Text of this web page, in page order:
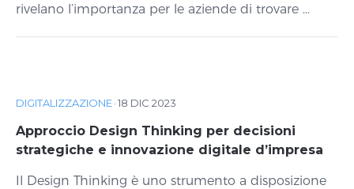
rivelano l’importanza per le aziende di trovare ...
DIGITALIZZAZIONE·18 DIC 2023
Approccio Design Thinking per decisioni
strategiche e innovazione digitale d’impresa
Il Design Thinking è uno strumento a disposizione